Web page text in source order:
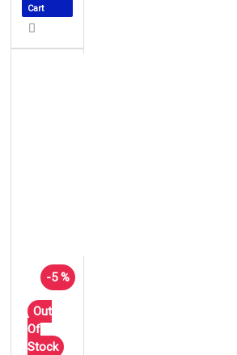
Cart
-5 %
Out
Of
Stock